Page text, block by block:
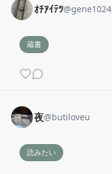
ｵﾁｱｲﾃﾂ@gene1024
蔵書
夜@butiloveu
読みたい